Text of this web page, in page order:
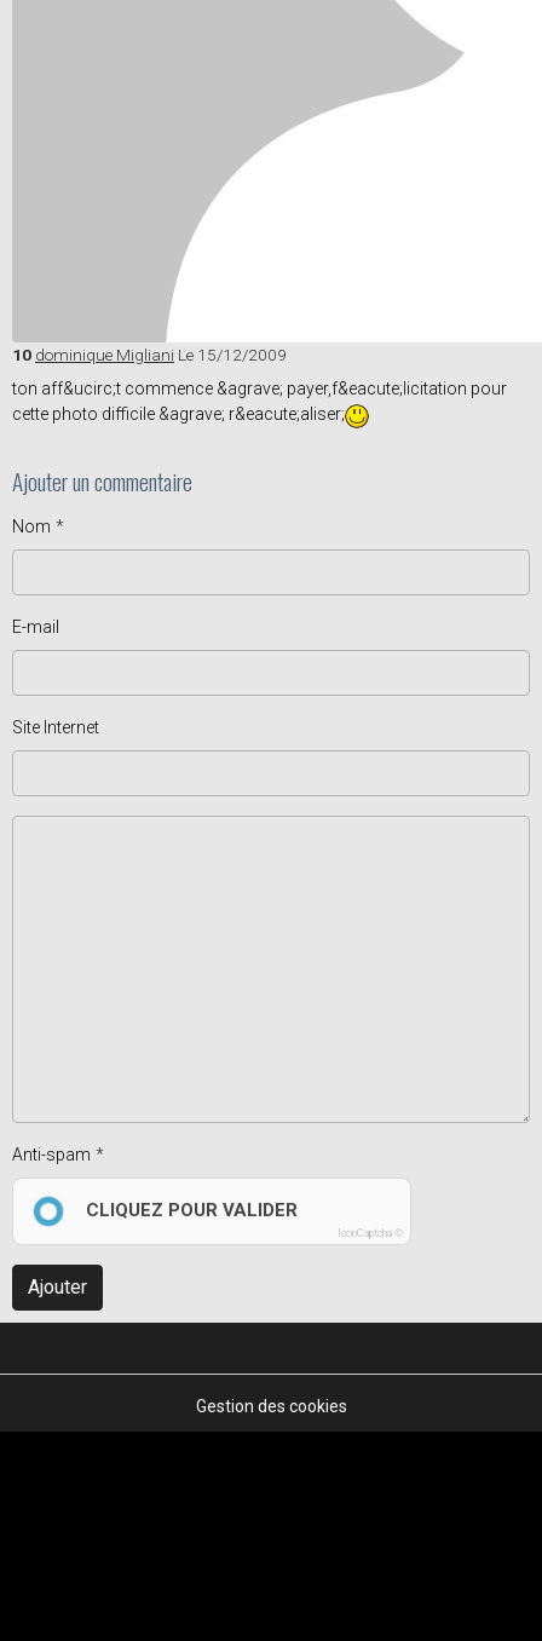
10 dominique Migliani Le 15/12/2009
ton aff&ucirc;t commence &agrave; payer,f&eacute;licitation pour
cette photo difficile &agrave; r&eacute;aliser;
Ajouter un commentaire
Nom
E-mail
Site Internet
Anti-spam
CLIQUEZ POUR VALIDER
IconCaptcha ©
Ajouter
Gestion des cookies